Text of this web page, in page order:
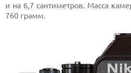
и на 6,7 сантиметров. Масса
760 грамм.